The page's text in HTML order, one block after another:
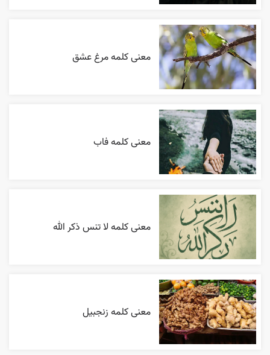
معنی کلمه مرغ عشق
معنی کلمه فاب
معنی کلمه لا تنس ذکر الله
معنی کلمه زنجبیل